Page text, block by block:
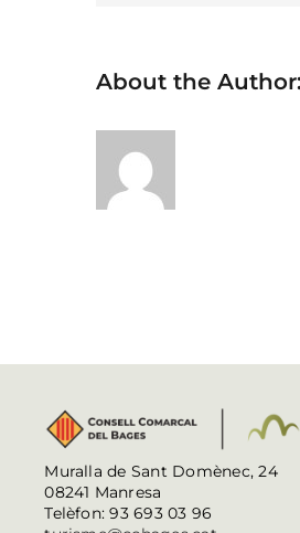
About the Author:
Muralla de Sant Domènec, 24
08241 Manresa
Telèfon: 93 693 03 96